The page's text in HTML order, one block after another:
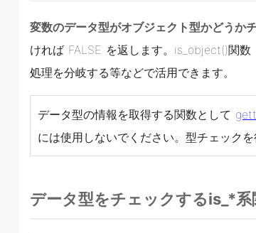
変数のデータ型がオブジェクト型かどうか
ければ FALSE を返します。is_object()関
処理を分岐する等などで活用できます。
データ型の情報を取得する関数として
には使用しないでください。型チェック
データ型をチェックするis_*系